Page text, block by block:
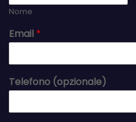
Nome
Email *
Telefono (opzionale)